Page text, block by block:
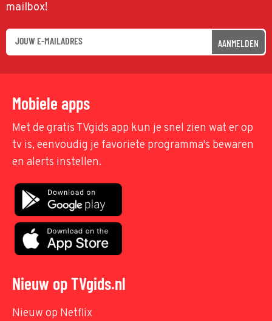
mailbox!
AANMELDEN
Mobiele apps
Met de gratis TVgids app kun je snel zien wat er op
tv is, eenvoudig je favoriete programma's bewaren
en alerts instellen.
Nieuw op TVgids.nl
Nieuw op Netflix